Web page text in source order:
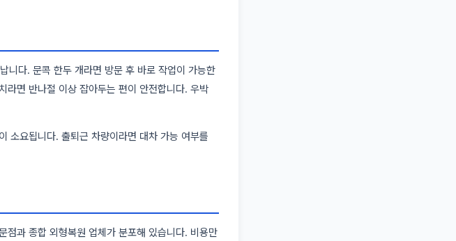
니다. 문콕 한두 개라면 방문 후 바로 작업이 가능한
라면 반나절 이상 잡아두는 편이 안전합니다. 우박
소요됩니다. 출퇴근 차량이라면 대차 가능 여부를
점과 종합 외형복원 업체가 분포해 있습니다. 비용만